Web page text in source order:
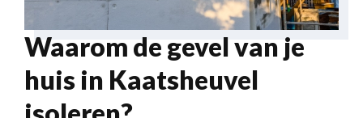
Waarom de gevel van je
huis in Kaatsheuvel